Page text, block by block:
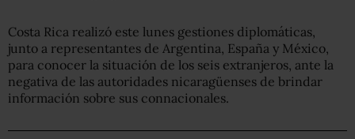
Costa Rica realizó este lunes gestiones diplomáticas,
junto a representantes de Argentina, España y México,
para conocer la situación de los seis extranjeros, ante la
negativa de las autoridades nicaragüenses de brindar
información sobre sus connacionales.